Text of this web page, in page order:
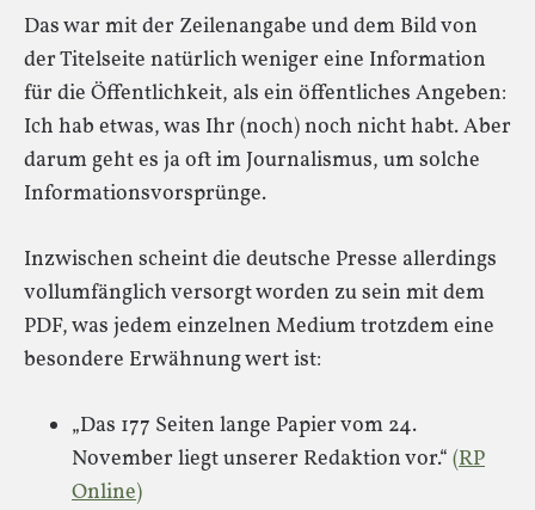
Das war mit der Zeilenangabe und dem Bild von
der Titelseite natürlich weniger eine Information
für die Öffentlichkeit, als ein öffentliches Angeben:
Ich hab etwas, was Ihr (noch) noch nicht habt. Aber
darum geht es ja oft im Journalismus, um solche
Informationsvorsprünge.
Inzwischen scheint die deutsche Presse allerdings
vollumfänglich versorgt worden zu sein mit dem
PDF, was jedem einzelnen Medium trotzdem eine
besondere Erwähnung wert ist:
„Das 177 Seiten lange Papier vom 24.
November liegt unserer Redaktion vor.“ (RP
Online)